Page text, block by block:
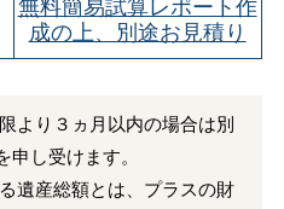
無料簡易試算レポート作
成の上、別途お見積り
より３ヵ月以内の場合は別
し受けます。
遺産総額とは、プラスの財